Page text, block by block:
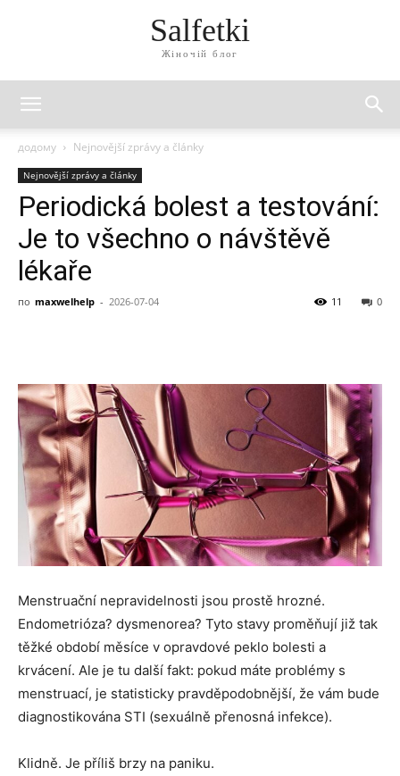
Salfetki
Жіночій блог
додому Nejnovější zprávy a články
Nejnovější zprávy a články
Periodická bolest a testování:
Je to všechno o návštěvě
lékaře
по maxwelhelp - 2026-07-04 0
11
Menstruační nepravidelnosti jsou prostě hrozné.
Endometrióza? dysmenorea? Tyto stavy proměňují již tak
těžké období měsíce v opravdové peklo bolesti a
krvácení. Ale je tu další fakt: pokud máte problémy s
menstruací, je statisticky pravděpodobnější, že vám bude
diagnostikována STI (sexuálně přenosná infekce).
Klidně. Je příliš brzy na paniku.